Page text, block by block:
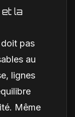
la
doit pas
au
lignes
Même